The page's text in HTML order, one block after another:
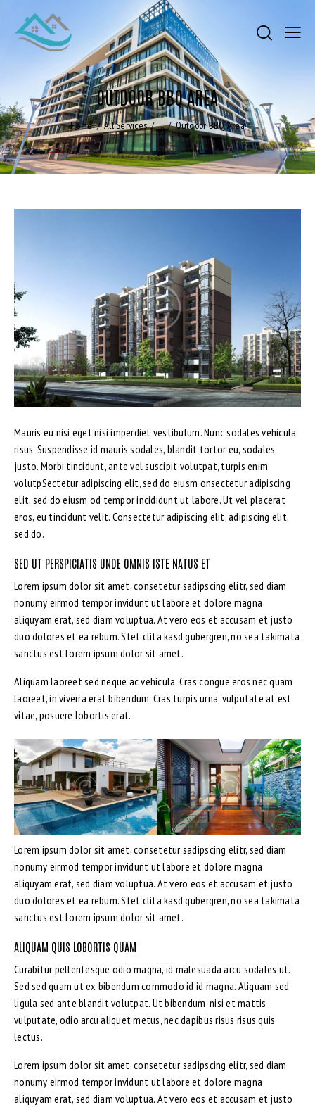
OUTDOOR BBQ AREA
Home All Services ... Outdoor BBQ Area
Mauris eu nisi eget nisi imperdiet vestibulum. Nunc sodales vehicula
risus. Suspendisse id mauris sodales, blandit tortor eu, sodales
justo. Morbi tincidunt, ante vel suscipit volutpat, turpis enim
volutpSectetur adipiscing elit, sed do eiusm onsectetur adipiscing
elit, sed do eiusm od tempor incididunt ut labore. Ut vel placerat
eros, eu tincidunt velit. Consectetur adipiscing elit, adipiscing elit,
sed do.
SED UT PERSPICIATIS UNDE OMNIS ISTE NATUS ET
Lorem ipsum dolor sit amet, consetetur sadipscing elitr, sed diam
nonumy eirmod tempor invidunt ut labore et dolore magna
aliquyam erat, sed diam voluptua. At vero eos et accusam et justo
duo dolores et ea rebum. Stet clita kasd gubergren, no sea takimata
sanctus est Lorem ipsum dolor sit amet.
Aliquam laoreet sed neque ac vehicula. Cras congue eros nec quam
laoreet, in viverra erat bibendum. Cras turpis urna, vulputate at est
vitae, posuere lobortis erat.
Lorem ipsum dolor sit amet, consetetur sadipscing elitr, sed diam
nonumy eirmod tempor invidunt ut labore et dolore magna
aliquyam erat, sed diam voluptua. At vero eos et accusam et justo
duo dolores et ea rebum. Stet clita kasd gubergren, no sea takimata
sanctus est Lorem ipsum dolor sit amet.
ALIQUAM QUIS LOBORTIS QUAM
Curabitur pellentesque odio magna, id malesuada arcu sodales ut.
Sed sed quam ut ex bibendum commodo id id magna. Aliquam sed
ligula sed ante blandit volutpat. Ut bibendum, nisi et mattis
vulputate, odio arcu aliquet metus, nec dapibus risus risus quis
lectus.
Lorem ipsum dolor sit amet, consetetur sadipscing elitr, sed diam
nonumy eirmod tempor invidunt ut labore et dolore magna
aliquyam erat, sed diam voluptua. At vero eos et accusam et justo